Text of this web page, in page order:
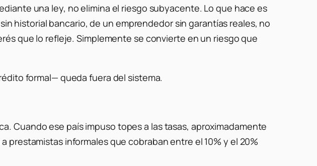
una ley, no elimina el riesgo subyacente. Lo que hace es
historial bancario, de un emprendedor sin garantías reales, no
que lo refleje. Simplemente se convierte en un riesgo que
formal— queda fuera del sistema.
Cuando ese país impuso topes a las tasas, aproximadamente
informales que cobraban entre el 10% y el 20%